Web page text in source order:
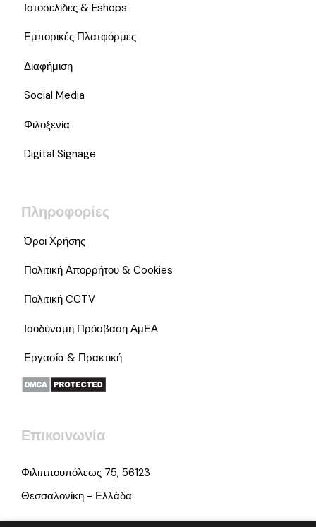
Ιστοσελίδες & Eshops
Εμπορικές Πλατφόρμες
Διαφήμιση
Social Media
Φιλοξενία
Digital Signage
Πληροφορίες
Όροι Χρήσης
Πολιτική Απορρήτου & Cookies
Πολιτική CCTV
Ισοδύναμη Πρόσβαση ΑμΕΑ
Εργασία & Πρακτική
Επικοινωνία
Φιλιππουπόλεως 75, 56123
Θεσσαλονίκη - Ελλάδα